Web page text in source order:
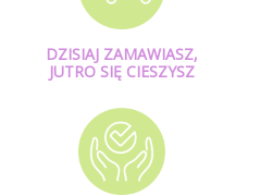
DZISIAJ ZAMAWIASZ,
JUTRO SIĘ CIESZYSZ